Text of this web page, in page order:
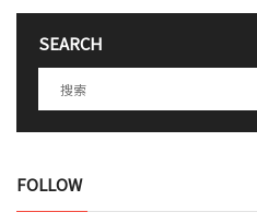
SEARCH
FOLLOW